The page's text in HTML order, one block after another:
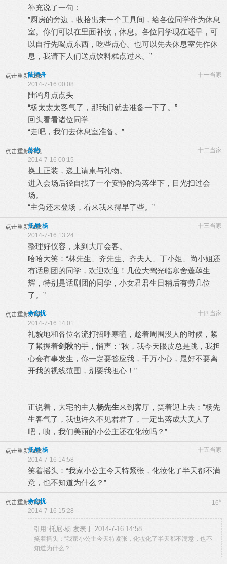
补充说了一句：
”厨房的旁边，收拾出来一个工具间，给各位同学作为休息
室。你们可以在里面补妆，休息。各位同学现在还早，可
以自行先喝点东西，吃些点心。也可以先去休息室先作休
息，我请下人们送点饮料糕点过来。”
点击重新加载 十一当家
陆鸿舟
2014-7-16 00:08
陆鸿舟点点头
“杨太太太客气了，那我们就去准备一下了。”
回头看看诸位同学
“走吧，我们去休息室准备。”
点击重新加载 十二当家
苏格
2014-7-16 00:15
换上正装，递上请柬与礼物。
进入会场后径自找了一个安静的角落坐下，目光扫过会
场。
“主角还未登场，看来我来得早了些。”
点击重新加载 十三当家
托尼·杨
2014-7-16 13:24
整理好仪容，来到大厅会客。
哈哈大笑：“林先生、齐先生、齐夫人、丁小姐、尚小姐还
有话剧团的同学，欢迎欢迎！几位大驾光临寒舍蓬荜生
辉，特别是话剧团的同学，小女君君生日稍后有劳几位
了。”
点击重新加载 十四当家
余忘忧
2014-7-16 14:01
礼貌地和各位名流打招呼寒暄，趁着周围没人的时候，紧
了紧握着剑秋的手，悄声：“秋，我今天眼皮总是跳，我担
心会有事发生，你一定要答应我，千万小心，最好不要离
开我的视线范围，别要我担心！”
正说着，大宅的主人杨先生来到客厅，笑着迎上去：“杨先
生客气了，我也许久不见君君了，一定出落成大美人了
吧，咦，我们美丽的小公主还在化妆吗？”
点击重新加载 十五当家
托尼·杨
2014-7-16 14:58
笑着摇头：“我家小公主今天特紧张，化妆化了半天都不满
意，也不知道为什么？”
点击重新加载 16#
余忘忧
2014-7-16 15:28
引用: 托尼·杨 发表于 2014-7-16 14:58
笑着摇头：“我家小公主今天特紧张，化妆化了半天都不满意，也不
知道为什么？”